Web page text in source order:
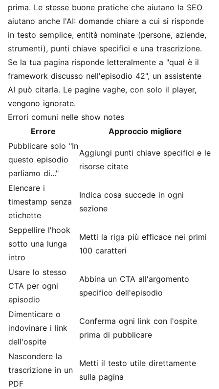
prima. Le stesse buone pratiche che aiutano la SEO
aiutano anche l'AI: domande chiare a cui si risponde
in testo semplice, entità nominate (persone, aziende,
strumenti), punti chiave specifici e una trascrizione.
Se la tua pagina risponde letteralmente a "qual è il
framework discusso nell'episodio 42", un assistente
AI può citarla. Le pagine vaghe, con solo il player,
vengono ignorate.
Errori comuni nelle show notes
Errore
Approccio migliore
Pubblicare solo "In
questo episodio
parliamo di..."
Aggiungi punti chiave specifici e le
risorse citate
Elencare i
timestamp senza
etichette
Indica cosa succede in ogni
sezione
Seppellire l'hook
sotto una lunga
intro
Metti la riga più efficace nei primi
100 caratteri
Usare lo stesso
CTA per ogni
episodio
Abbina un CTA all'argomento
specifico dell'episodio
Dimenticare o
indovinare i link
dell'ospite
Conferma ogni link con l'ospite
prima di pubblicare
Nascondere la
trascrizione in un
PDF
Metti il testo utile direttamente
sulla pagina